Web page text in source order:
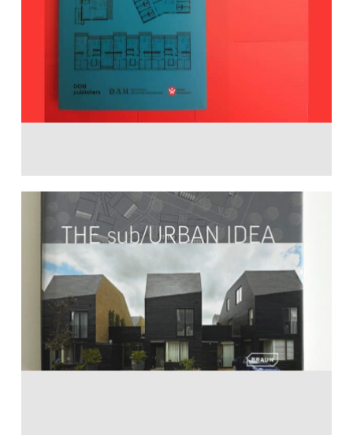
The Sub/Urban Idea
1. September 2016